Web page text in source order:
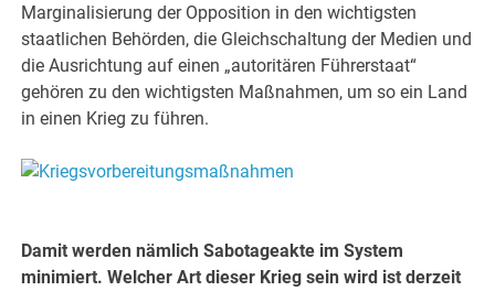
Marginalisierung der Opposition in den wichtigsten
staatlichen Behörden, die Gleichschaltung der Medien und
die Ausrichtung auf einen „autoritären Führerstaat“
gehören zu den wichtigsten Maßnahmen, um so ein Land
in einen Krieg zu führen.
Damit werden nämlich Sabotageakte im System
minimiert. Welcher Art dieser Krieg sein wird ist derzeit